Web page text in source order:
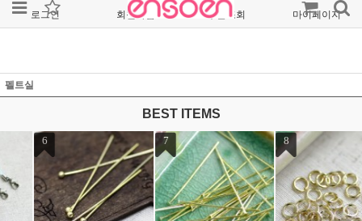
로그인 회원가입 주문조회 마이페이지
펠트실
BEST ITEMS
9